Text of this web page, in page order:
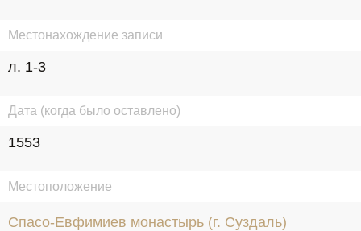
Местонахождение записи
л. 1-3
Дата (когда было оставлено)
1553
Местоположение
Спасо-Евфимиев монастырь (г. Суздаль)